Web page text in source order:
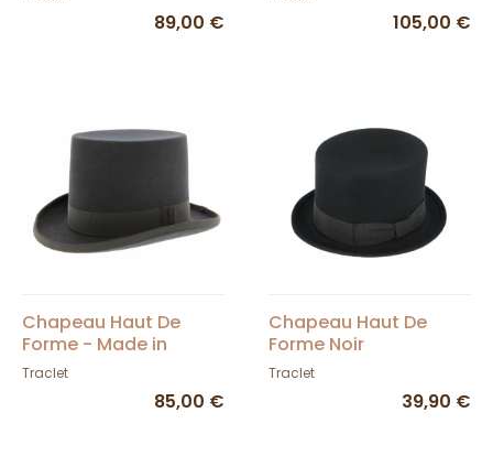
89,00 € 105,00 €
Chapeau Haut De
Forme - Made in
France
Traclet
85,00 €
Chapeau Haut De
Forme Noir
Traclet
39,90 €